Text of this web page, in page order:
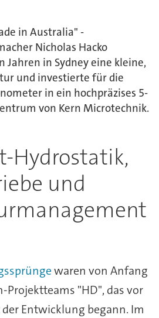
in Australia" -
Nicholas Hacko
Jahren in Sydney eine kleine,
und investierte für die
in ein hochpräzises 5-
von Kern Microtechnik.
Hydrostatik,
und
waren von Anfang
Projektteams "HD", das vor
Entwicklung begann. Im